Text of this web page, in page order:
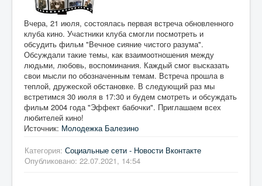
Вчера, 21 июля, состоялась первая встреча обновленного
клуба кино. Участники клуба смогли посмотреть и
обсудить фильм "Вечное сияние чистого разума".
Обсуждали такие темы, как взаимоотношения между
людьми, любовь, воспоминания. Каждый смог высказать
свои мысли по обозначенным темам. Встреча прошла в
теплой, дружеской обстановке. В следующий раз мы
встретимся 30 июля в 17:30 и будем смотреть и обсуждать
фильм 2004 года "Эффект бабочки". Приглашаем всех
любителей кино!
Источник: Молодежка Балезино
Категория: Социальные сети - Новости Вконтакте
Опубликовано: 22.07.2021, 14:54